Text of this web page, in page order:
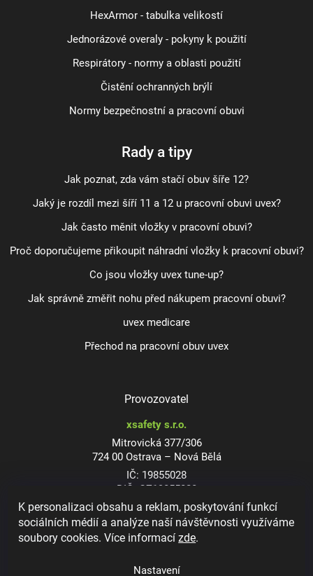
K personalizaci obsahu a reklam, poskytování funkcí
sociálních médií a analýze naší návštěvnosti využíváme
soubory cookies. Více informacízde.
Nastavení
HexArmor - tabulka velikostí
Jednorázové overaly - pokyny k použití
Respirátory - normy a oblasti použití
Čistění ochranných brýlí
Normy bezpečnostní a pracovní obuvi
Rady a tipy
Jak poznat, zda vám stačí obuv šíře 12?
Jaký je rozdíl mezi šíří 11 a 12 u pracovní obuvi uvex?
Jak často měnit vložky v pracovní obuvi?
Proč doporučujeme přikoupit náhradní vložky k pracovní obuvi?
Co jsou vložky uvex tune-up?
Jak správně změřit nohu před nákupem pracovní obuvi?
uvex medicare
Přechod na pracovní obuv uvex
Provozovatel
xsafety s.r.o.
Mitrovická 377/306
724 00 Ostrava – Nová Bělá
IČ: 19855028
DIČ: CZ19855028
Dioptrické ochranné brýle